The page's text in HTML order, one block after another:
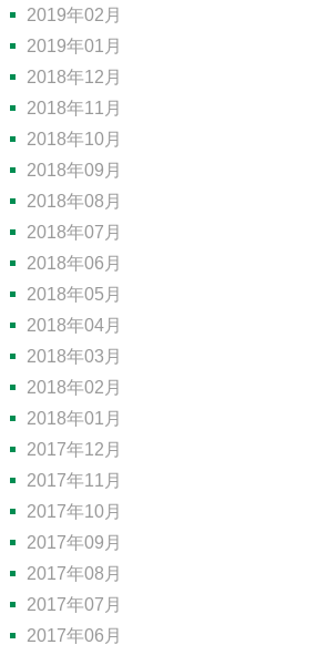
2019年02月
2019年01月
2018年12月
2018年11月
2018年10月
2018年09月
2018年08月
2018年07月
2018年06月
2018年05月
2018年04月
2018年03月
2018年02月
2018年01月
2017年12月
2017年11月
2017年10月
2017年09月
2017年08月
2017年07月
2017年06月